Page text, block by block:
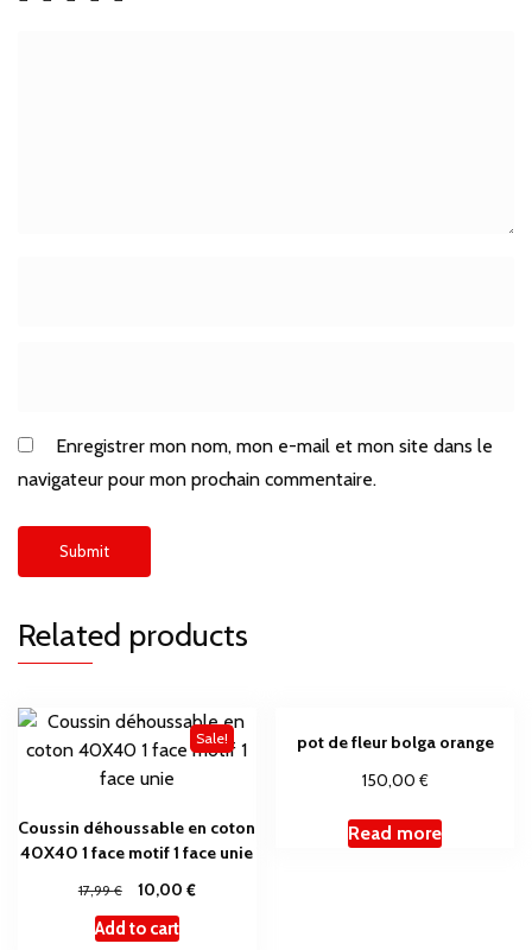
Enregistrer mon nom, mon e-mail et mon site dans le
navigateur pour mon prochain commentaire.
Related products
Sale!
Coussin déhoussable en coton
40X40 1 face motif 1 face unie
17,99€ 10,00 €
Add to cart
pot de fleur bolga orange
150,00 €
Read more